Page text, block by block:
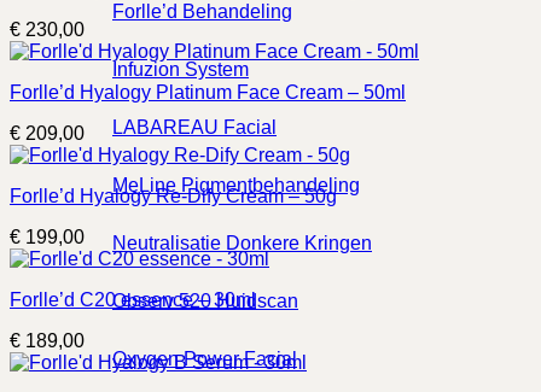
Forlle’d Behandeling
Infuzion System
LABAREAU Facial
MeLine Pigmentbehandeling
Neutralisatie Donkere Kringen
Observ 520 Huidscan
Oxygen Power Facial
€ 230,00
Forlle’d Hyalogy Platinum Face Cream – 50ml
€ 209,00
Forlle’d Hyalogy Re-Dify Cream – 50g
€ 199,00
Forlle’d C20 essence – 30ml
€ 189,00